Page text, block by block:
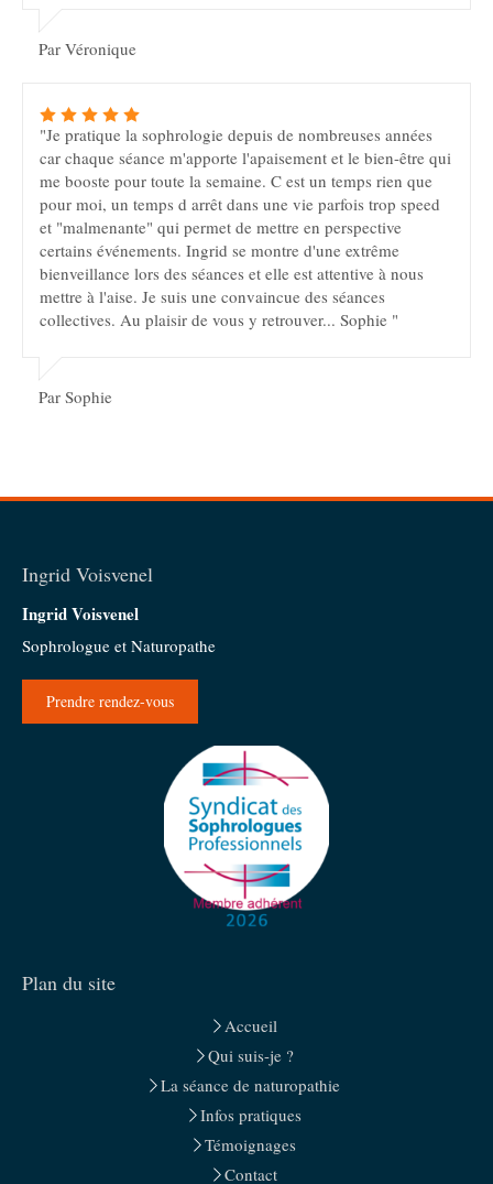
Par Véronique
"Je pratique la sophrologie depuis de nombreuses années
car chaque séance m'apporte l'apaisement et le bien-être qui
me booste pour toute la semaine. C est un temps rien que
pour moi, un temps d arrêt dans une vie parfois trop speed
et "malmenante" qui permet de mettre en perspective
certains événements. Ingrid se montre d'une extrême
bienveillance lors des séances et elle est attentive à nous
mettre à l'aise. Je suis une convaincue des séances
collectives. Au plaisir de vous y retrouver... Sophie "
Par Sophie
Ingrid Voisvenel
Ingrid Voisvenel
Sophrologue et Naturopathe
Prendre rendez-vous
Plan du site
Accueil
Qui suis-je ?
La séance de naturopathie
Infos pratiques
Témoignages
Contact